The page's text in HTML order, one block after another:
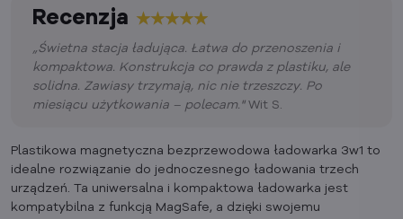
Recenzja
„Świetna stacja ładująca. Łatwa do przenoszenia i
kompaktowa. Konstrukcja co prawda z plastiku, ale
solidna. Zawiasy trzymają, nic nie trzeszczy. Po
miesiącu użytkowania – polecam."Wit S.
Plastikowa magnetyczna bezprzewodowa ładowarka 3w1 to
idealne rozwiązanie do jednoczesnego ładowania trzech
urządzeń. Ta uniwersalna i kompaktowa ładowarka jest
kompatybilna z funkcją MagSafe, a dzięki swojemu